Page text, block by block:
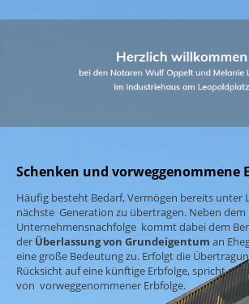
Schenken und vorweggenommene
Häufig besteht Bedarf, Vermögen bereits unter
nächste Generation zu übertragen. Neben dem
Unternehmensnachfolge kommt dabei dem
der Überlassung von Grundeigentum an
eine große Bedeutung zu. Erfolgt die
Rücksicht auf eine künftige Erbfolge, spricht man
von vorweggenommener Erbfolge.